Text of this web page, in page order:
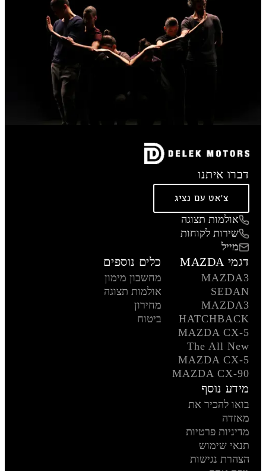
דברו איתנו
צ'אט עם נציג
אולמות תצוגה
שירות לקוחות
מייל
דגמי MAZDA
MAZDA3
SEDAN
MAZDA3
HATCHBACK
MAZDA CX-5
The All New
MAZDA CX-5
MAZDA CX-90
כלים נוספים
מחשבון מימון
אולמות תצוגה
מחירון
ביטוח
מידע נוסף
בואו להכיר את
מאזדה
מדיניות פרטיות
תנאי שימוש
הצהרת נגישות